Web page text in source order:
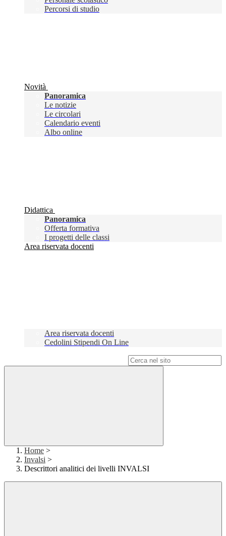
Percorsi di studio
Novità
Panoramica
Le notizie
Le circolari
Calendario eventi
Albo online
Didattica
Panoramica
Offerta formativa
I progetti delle classi
Area riservata docenti
Area riservata docenti
Cedolini Stipendi On Line
Home >
Invalsi >
Descrittori analitici dei livelli INVALSI